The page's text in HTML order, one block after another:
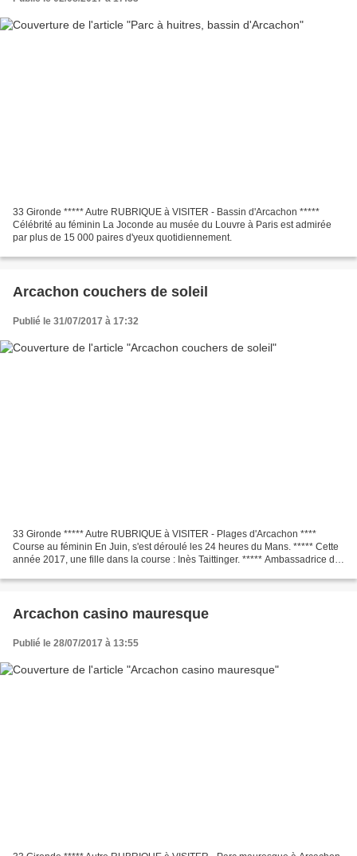
33 Gironde ***** Autre RUBRIQUE à VISITER - Bassin d'Arcachon *****
Célébrité au féminin La Joconde au musée du Louvre à Paris est admirée
par plus de 15 000 paires d'yeux quotidiennement.
Arcachon couchers de soleil
Publié le 31/07/2017 à 17:32
33 Gironde ***** Autre RUBRIQUE à VISITER - Plages d'Arcachon ****
Course au féminin En Juin, s'est déroulé les 24 heures du Mans. ***** Cette
année 2017, une fille dans la course : Inès Taittinger. ***** Ambassadrice de
Arcachon casino mauresque
Publié le 28/07/2017 à 13:55